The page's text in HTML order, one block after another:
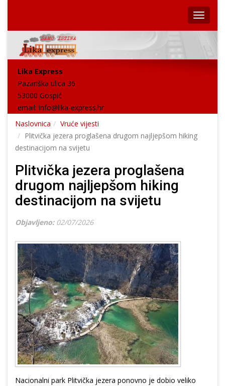
Lika Express
Pazariška ulica 36
53000 Gospić
email: info@lika-express.hr
Naslovnica
Vruće vijesti
Plitvička jezera proglašena drugom najljepšom hiking
destinacijom na svijetu
Plitvička jezera proglašena
drugom najljepšom hiking
destinacijom na svijetu
Objavljeno: 02/07/2026
Nacionalni park Plitvička jezera ponovno je dobio veliko